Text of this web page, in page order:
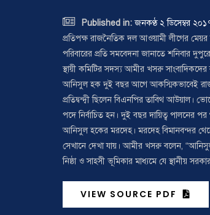
 Published in: জনকণ্ঠ ২ ডিসেম্বর
প্রতিপক্ষ রাজনৈতিক দল আওয়ামী লীগের
পরিবারের প্রতি সমবেদনা জানাতে শনিবার
স্থায়ী কমিটির সদস্য আমীর খসরু সাংবাদিকদের
আনিসুল হক দুই বছর আগে আকস্মিকভাবেই
প্রতিদ্বন্দ্বী ছিলেন বিএনপির তাবিথ
পদে নির্বাচিত হন। দুই বছর দায়িত্ব পালনের
আনিসুল হকের মরদেহ। মরদেহ বিমানবন্দর
সেখানে দেখা যায়। আমীর খসরু বলেন,
নিষ্ঠা ও সাহসী ভূমিকার মাধ্যমে যে স্থানীয়
VIEW SOURCE PDF